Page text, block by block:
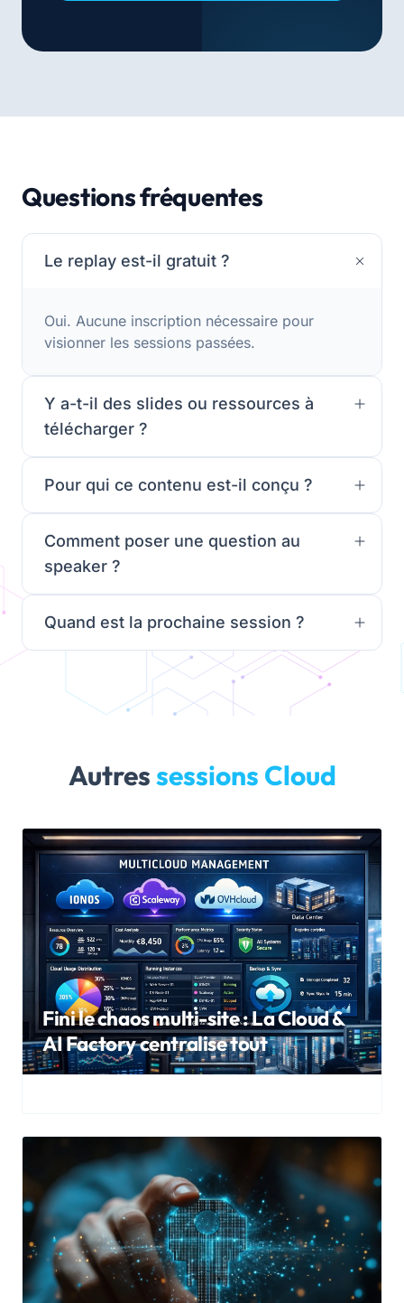
Questions fréquentes
Le replay est-il gratuit ?
Oui. Aucune inscription nécessaire pour
visionner les sessions passées.
Y a-t-il des slides ou ressources à
télécharger ?
Pour qui ce contenu est-il conçu ?
Comment poser une question au
speaker ?
Quand est la prochaine session ?
Autressessions Cloud
Fini le chaos multi-site : La Cloud &
AI Factory centralise tout